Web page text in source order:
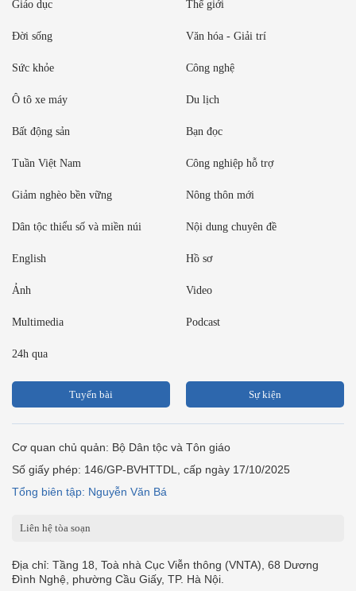
Giáo dục Thế giới
Đời sống Văn hóa - Giải trí
Sức khỏe Công nghệ
Ô tô xe máy Du lịch
Bất động sản Bạn đọc
Tuần Việt Nam Công nghiệp hỗ trợ
Giảm nghèo bền vững Nông thôn mới
Dân tộc thiểu số và miền núi Nội dung chuyên đề
English Hồ sơ
Ảnh Video
Multimedia Podcast
24h qua
Tuyến bài Sự kiện
Cơ quan chủ quản: Bộ Dân tộc và Tôn giáo
Số giấy phép: 146/GP-BVHTTDL, cấp ngày 17/10/2025
Tổng biên tập: Nguyễn Văn Bá
Liên hệ tòa soạn
Địa chỉ: Tầng 18, Toà nhà Cục Viễn thông (VNTA), 68 Dương
Đình Nghệ, phường Cầu Giấy, TP. Hà Nội.